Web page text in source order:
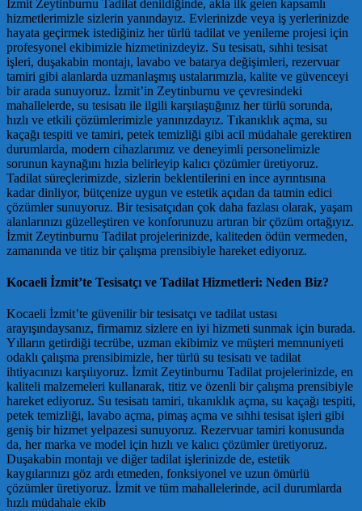
İzmit Zeytinburnu Tadilat denildiğinde, akla ilk gelen kapsamlı
hizmetlerimizle sizlerin yanındayız. Evlerinizde veya iş yerlerinizde
hayata geçirmek istediğiniz her türlü tadilat ve yenileme projesi için
profesyonel ekibimizle hizmetinizdeyiz. Su tesisatı, sıhhi tesisat
işleri, duşakabin montajı, lavabo ve batarya değişimleri, rezervuar
tamiri gibi alanlarda uzmanlaşmış ustalarımızla, kalite ve güvenceyi
bir arada sunuyoruz. İzmit’in Zeytinburnu ve çevresindeki
mahallelerde, su tesisatı ile ilgili karşılaştığınız her türlü sorunda,
hızlı ve etkili çözümlerimizle yanınızdayız. Tıkanıklık açma, su
kaçağı tespiti ve tamiri, petek temizliği gibi acil müdahale gerektiren
durumlarda, modern cihazlarımız ve deneyimli personelimizle
sorunun kaynağını hızla belirleyip kalıcı çözümler üretiyoruz.
Tadilat süreçlerimizde, sizlerin beklentilerini en ince ayrıntısına
kadar dinliyor, bütçenize uygun ve estetik açıdan da tatmin edici
çözümler sunuyoruz. Bir tesisatçıdan çok daha fazlası olarak, yaşam
alanlarınızı güzelleştiren ve konforunuzu artıran bir çözüm ortağıyız.
İzmit Zeytinburnu Tadilat projelerinizde, kaliteden ödün vermeden,
zamanında ve titiz bir çalışma prensibiyle hareket ediyoruz.
Kocaeli İzmit’te Tesisatçı ve Tadilat Hizmetleri: Neden Biz?
Kocaeli İzmit’te güvenilir bir tesisatçı ve tadilat ustası
arayışındaysanız, firmamız sizlere en iyi hizmeti sunmak için burada.
Yılların getirdiği tecrübe, uzman ekibimiz ve müşteri memnuniyeti
odaklı çalışma prensibimizle, her türlü su tesisatı ve tadilat
ihtiyacınızı karşılıyoruz. İzmit Zeytinburnu Tadilat projelerinizde, en
kaliteli malzemeleri kullanarak, titiz ve özenli bir çalışma prensibiyle
hareket ediyoruz. Su tesisatı tamiri, tıkanıklık açma, su kaçağı tespiti,
petek temizliği, lavabo açma, pimaş açma ve sıhhi tesisat işleri gibi
geniş bir hizmet yelpazesi sunuyoruz. Rezervuar tamiri konusunda
da, her marka ve model için hızlı ve kalıcı çözümler üretiyoruz.
Duşakabin montajı ve diğer tadilat işlerinizde de, estetik
kaygılarınızı göz ardı etmeden, fonksiyonel ve uzun ömürlü
çözümler üretiyoruz. İzmit ve tüm mahallelerinde, acil durumlarda
hızlı müdahale ekib